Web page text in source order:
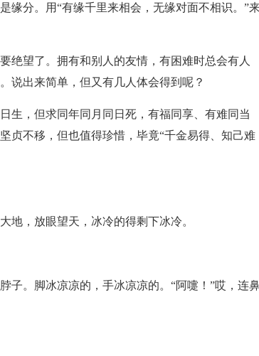
缘分。用“有缘千里来相会，无缘对面不相识。”
绝望了。拥有和别人的友情，有困难时总会有人
说出来简单，但又有几人体会得到呢？
生，但求同年同月同日死，有福同享、有难同当
贞不移，但也值得珍惜，毕竟“千金易得、知己难
地，放眼望天，冰冷的得剩下冰冷。
子。脚冰凉凉的，手冰凉凉的。“阿嚏！”哎，连